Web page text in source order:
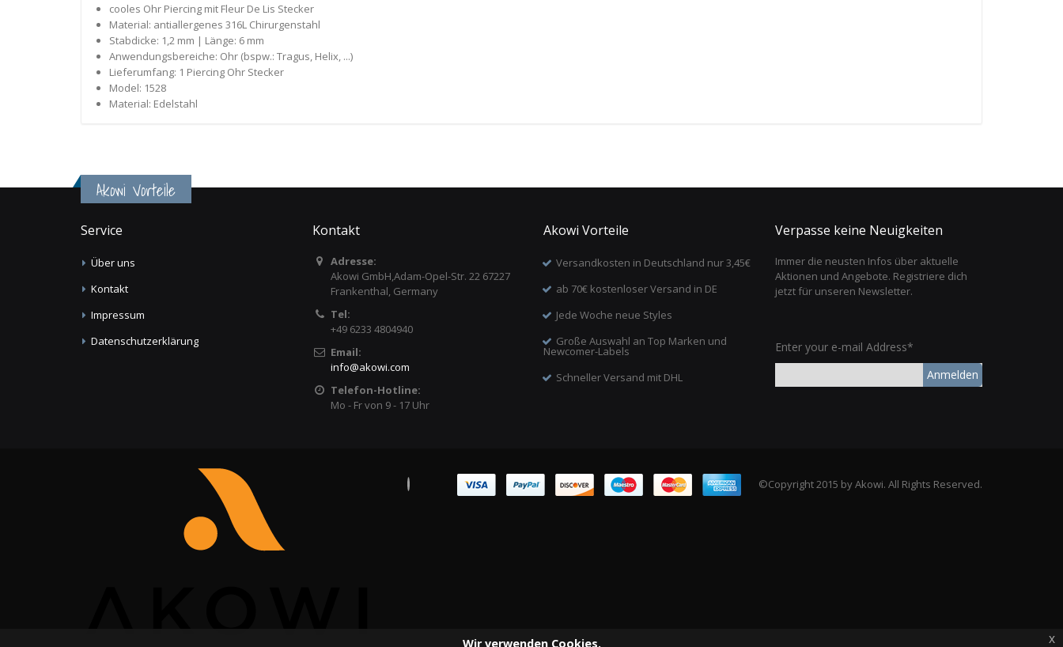
cooles Ohr Piercing mit Fleur De Lis Stecker
Material: antiallergenes 316L Chirurgenstahl
Stabdicke: 1,2 mm | Länge: 6 mm
Anwendungsbereiche: Ohr (bspw.: Tragus, Helix, ...)
Lieferumfang: 1 Piercing Ohr Stecker
Model: 1528
Material: Edelstahl
Akowi Vorteile
Service
Über uns
Kontakt
Impressum
Datenschutzerklärung
Kontakt
Adresse:
Akowi GmbH,Adam-Opel-Str. 22 67227
Frankenthal, Germany
Tel:
+49 6233 4804940
Email:
info@akowi.com
Telefon-Hotline:
Mo - Fr von 9 - 17 Uhr
Akowi Vorteile
Versandkosten in Deutschland nur 3,45€
ab 70€ kostenloser Versand in DE
Jede Woche neue Styles
Große Auswahl an Top Marken und
Newcomer-Labels
Schneller Versand mit DHL
Verpasse keine Neuigkeiten
Immer die neusten Infos über aktuelle
Aktionen und Angebote. Registriere dich
jetzt für unseren Newsletter.
Enter your e-mail Address*
Anmelden
©Copyright 2015 by Akowi. All Rights Reserved.
Wir verwenden Cookies. x